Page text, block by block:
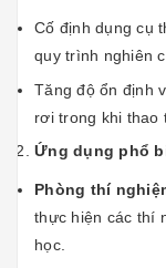
Cố định dụng cụ
quy trình nghiên
Tăng độ ổn định
rơi trong khi thao
Ứng dụng phổ
Phòng thí
thực hiện các thí
học.